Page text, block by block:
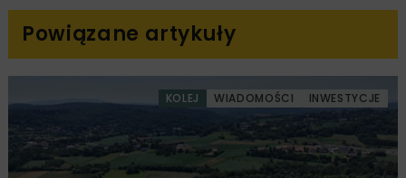
Powiązane artykuły
KOLEJ WIADOMOŚCI INWESTYCJE